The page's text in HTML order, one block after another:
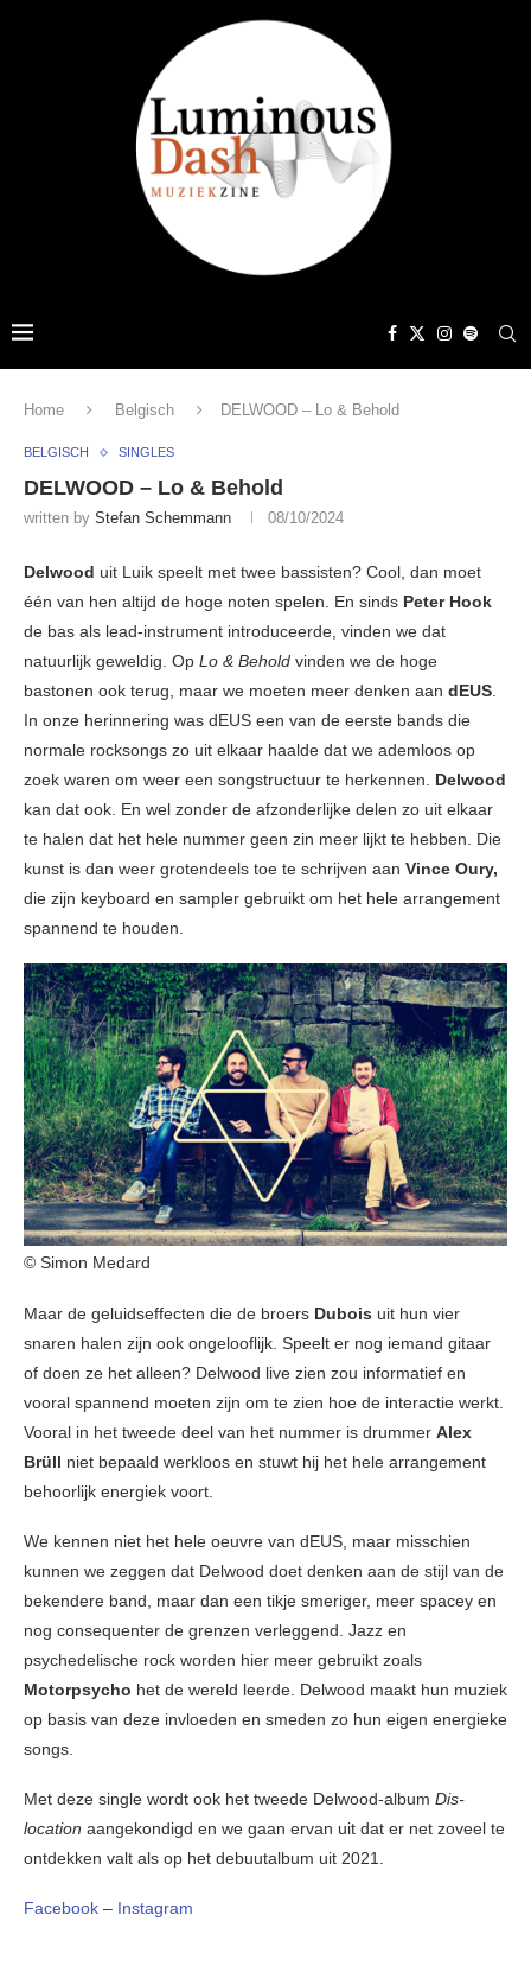
Home Belgisch DELWOOD – Lo & Behold
BELGISCH SINGLES
DELWOOD – Lo & Behold
written by Stefan Schemmann 08/10/2024
Delwood uit Luik speelt met twee bassisten? Cool, dan moet
één van hen altijd de hoge noten spelen. En sinds Peter Hook
de bas als lead-instrument introduceerde, vinden we dat
natuurlijk geweldig. Op Lo & Behold vinden we de hoge
bastonen ook terug, maar we moeten meer denken aan dEUS.
In onze herinnering was dEUS een van de eerste bands die
normale rocksongs zo uit elkaar haalde dat we ademloos op
zoek waren om weer een songstructuur te herkennen. Delwood
kan dat ook. En wel zonder de afzonderlijke delen zo uit elkaar
te halen dat het hele nummer geen zin meer lijkt te hebben. Die
kunst is dan weer grotendeels toe te schrijven aan Vince Oury,
die zijn keyboard en sampler gebruikt om het hele arrangement
spannend te houden.
© Simon Medard
Maar de geluidseffecten die de broers Dubois uit hun vier
snaren halen zijn ook ongelooflijk. Speelt er nog iemand gitaar
of doen ze het alleen? Delwood live zien zou informatief en
vooral spannend moeten zijn om te zien hoe de interactie werkt.
Vooral in het tweede deel van het nummer is drummer Alex
Brüll niet bepaald werkloos en stuwt hij het hele arrangement
behoorlijk energiek voort.
We kennen niet het hele oeuvre van dEUS, maar misschien
kunnen we zeggen dat Delwood doet denken aan de stijl van de
bekendere band, maar dan een tikje smeriger, meer spacey en
nog consequenter de grenzen verleggend. Jazz en
psychedelische rock worden hier meer gebruikt zoals
Motorpsycho het de wereld leerde. Delwood maakt hun muziek
op basis van deze invloeden en smeden zo hun eigen energieke
songs.
Met deze single wordt ook het tweede Delwood-album Dis-
location aangekondigd en we gaan ervan uit dat er net zoveel te
ontdekken valt als op het debuutalbum uit 2021.
Facebook – Instagram